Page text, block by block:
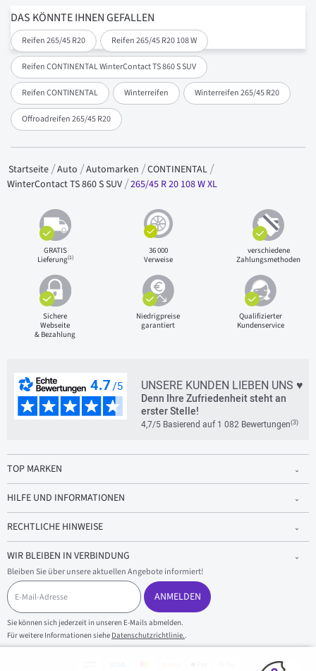
DAS KÖNNTE IHNEN GEFALLEN
Reifen 265/45 R20 Reifen 265/45 R20 108 W
Reifen CONTINENTAL WinterContact TS 860 S SUV
Reifen CONTINENTAL Winterreifen Winterreifen 265/45 R20
Offroadreifen 265/45 R20
Startseite Auto Automarken
CONTINENTAL
WinterContact TS 860 S SUV 265/45 R 20 108 W XL
GRATIS
Lieferung(1)
36 000
Verweise
verschiedene
Zahlungsmethoden
Sichere
Webseite
& Bezahlung
Niedrigpreise
garantiert
Qualifizierter
Kundenservice
UNSERE KUNDEN LIEBEN UNS ♥
Denn Ihre Zufriedenheit steht an
erster Stelle!
4,7/5 Basierend auf 1 082 Bewertungen(3)
TOP MARKEN
HILFE UND INFORMATIONEN
RECHTLICHE HINWEISE
WIR BLEIBEN IN VERBINDUNG
Bleiben Sie über unsere aktuellen Angebote informiert!
E
-
M
a
i
l
ANMELDEN
Sie können sich jederzeit in unseren E-Mails abmelden.
Für weitere Informationen siehe Datenschutzrichtlinie..